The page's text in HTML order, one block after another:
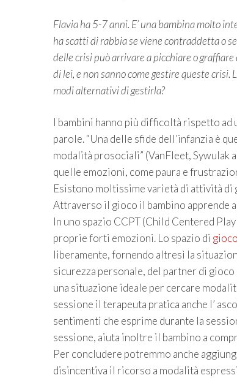
Flavia ha 5-7 anni. E’ una bambina molto
ha scatti di rabbia se viene contraddetta o
delle crisi può arrivare a picchiare o
di lei, e non sanno come gestire queste
modi alternativi di gestirla?
I bambini hanno più difficoltà rispetto
parole. “Una delle sfide dell’infanzia è
modalità prosociali” (VanFleet, Sywulak
quelle emozioni, come paura e
Esistono moltissime varietà di attività di
Attraverso il gioco il bambino apprende
In uno spazio CCPT (Child Centered
proprie forti emozioni. Lo spazio di
liberamente, fornendo altresì la
sicurezza personale, del partner di
una situazione ideale per cercare
sessione il terapeuta pratica anche l’
sentimenti che esprime durante la
sessione, aiuta inoltre il bambino a
Per concludere potremmo anche
disincentiva il ricorso a modalità